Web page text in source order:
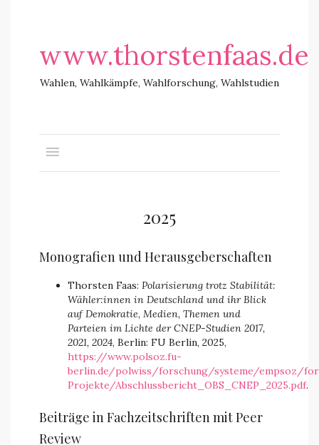
www.thorstenfaas.de
Wahlen, Wahlkämpfe, Wahlforschung, Wahlstudien
2025
Monografien und Herausgeberschaften
Thorsten Faas: Polarisierung trotz Stabilität:
Wähler:innen in Deutschland und ihr Blick
auf Demokratie, Medien, Themen und
Parteien im Lichte der CNEP-Studien 2017,
2021, 2024, Berlin: FU Berlin, 2025,
https://www.polsoz.fu-
berlin.de/polwiss/forschung/systeme/empsoz/
Projekte/Abschlussbericht_OBS_CNEP_2025.pdf.
Beiträge in Fachzeitschriften mit Peer
Review